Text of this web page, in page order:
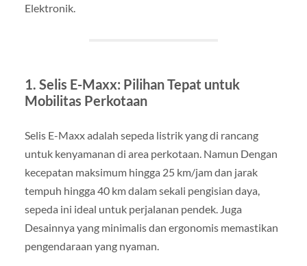
Elektronik.
1. Selis E-Maxx: Pilihan Tepat untuk
Mobilitas Perkotaan
Selis E-Maxx adalah sepeda listrik yang di rancang
untuk kenyamanan di area perkotaan. Namun Dengan
kecepatan maksimum hingga 25 km/jam dan jarak
tempuh hingga 40 km dalam sekali pengisian daya,
sepeda ini ideal untuk perjalanan pendek. Juga
Desainnya yang minimalis dan ergonomis memastikan
pengendaraan yang nyaman.